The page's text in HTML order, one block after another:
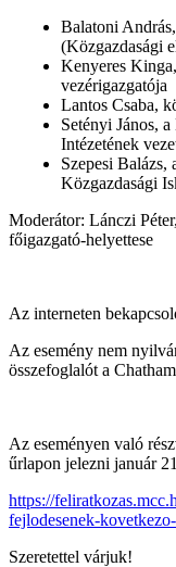
Balatoni
(Közgazdasági
Kenyeres
vezérigazgatója
Lantos Csaba,
Setényi János,
Intézetének
Szepesi
Közgazdasági
Moderátor: Lánczi
főigazgató-helyettese
Az interneten
Az esemény nem
összefoglalót a
Az eseményen való
űrlapon jelezni január
https://
fejlodesenek-
Szeretettel várjuk!